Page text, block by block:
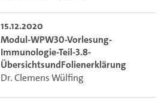
15.12.2020
Modul-WPW30-Vorlesung-
Immunologie-Teil-3.8-
ÜbersichtsundFolienerklärung
Dr. Clemens Wülfing